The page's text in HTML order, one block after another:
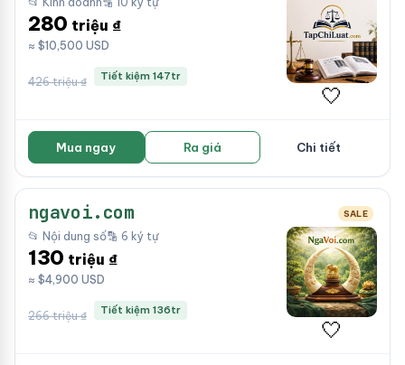
280 triệu ₫
≈ $10,500 USD
426 triệu ₫ Tiết kiệm 147tr
🤍
Mua ngay Ra giá Chi tiết
ngavoi.com SALE
📂 Nội dung số🔡 6 ký tự
130 triệu ₫
≈ $4,900 USD
266 triệu ₫ Tiết kiệm 136tr
🤍